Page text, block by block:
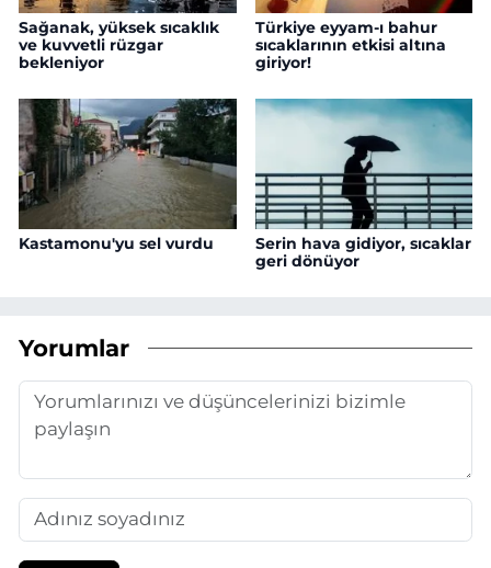
Sağanak, yüksek sıcaklık
ve kuvvetli rüzgar
bekleniyor
Türkiye eyyam-ı bahur
sıcaklarının etkisi altına
giriyor!
Kastamonu'yu sel vurdu
Serin hava gidiyor, sıcaklar
geri dönüyor
Yorumlar